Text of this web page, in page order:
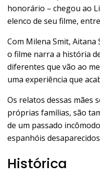
honorário – chegou ao
elenco de seu filme,
Com Milena Smit, Aitana
o filme narra a história
diferentes que vão ao
uma experiência que
Os relatos dessas mães
próprias famílias, são
de um passado
espanhóis
Histórica